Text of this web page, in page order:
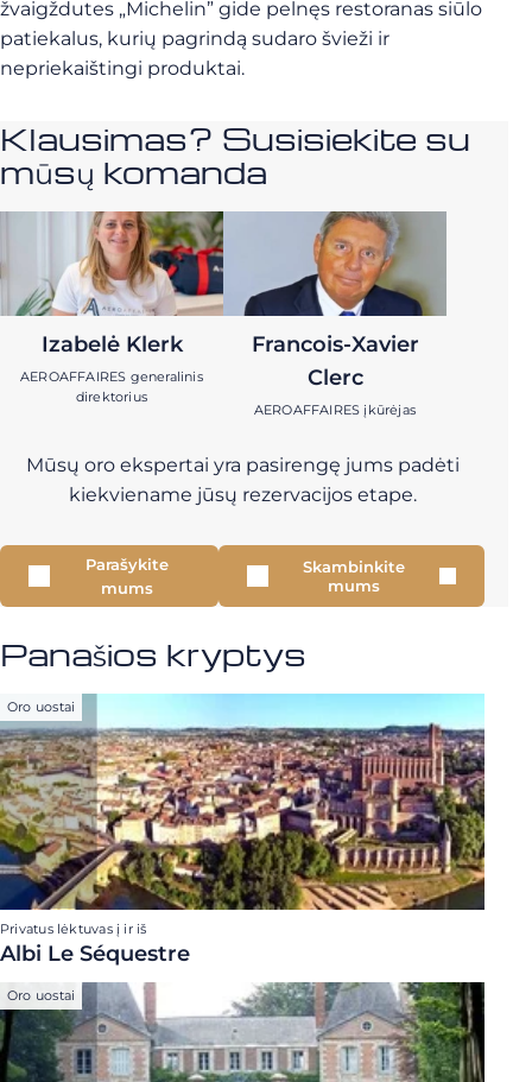
žvaigždutes „Michelin” gide pelnęs restoranas siūlo
patiekalus, kurių pagrindą sudaro švieži ir
nepriekaištingi produktai.
Klausimas? Susisiekite su
mūsų komanda
Izabelė Klerk
AEROAFFAIRES generalinis
direktorius
Francois-Xavier
Clerc
AEROAFFAIRES įkūrėjas
Mūsų oro ekspertai yra pasirengę jums padėti
kiekviename jūsų rezervacijos etape.
Parašykite
mums
Skambinkite
mums
Panašios kryptys
Oro uostai
Privatus lėktuvas į ir iš
Albi Le Séquestre
Oro uostai